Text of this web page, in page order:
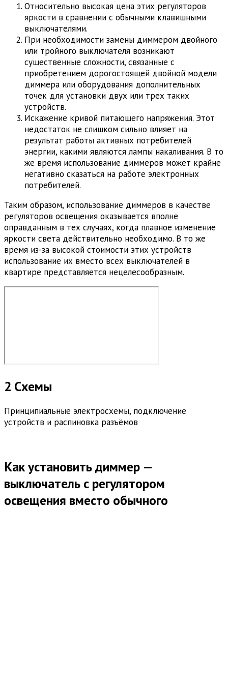
Относительно высокая цена этих регуляторов
яркости в сравнении с обычными клавишными
выключателями.
При необходимости замены диммером двойного
или тройного выключателя возникают
существенные сложности, связанные с
приобретением дорогостоящей двойной модели
диммера или оборудования дополнительных
точек для установки двух или трех таких
устройств.
Искажение кривой питающего напряжения. Этот
недостаток не слишком сильно влияет на
результат работы активных потребителей
энергии, какими являются лампы накаливания. В то
же время использование диммеров может крайне
негативно сказаться на работе электронных
потребителей.
Таким образом, использование диммеров в качестве
регуляторов освещения оказывается вполне
оправданным в тех случаях, когда плавное изменение
яркости света действительно необходимо. В то же
время из-за высокой стоимости этих устройств
использование их вместо всех выключателей в
квартире представляется нецелесообразным.
2 Схемы
Принципиальные электросхемы, подключение
устройств и распиновка разъёмов
Как установить диммер —
выключатель с регулятором
освещения вместо обычного